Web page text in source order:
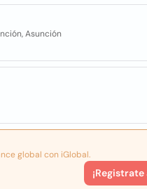
Asunción
global con iGlobal.
¡Registrate